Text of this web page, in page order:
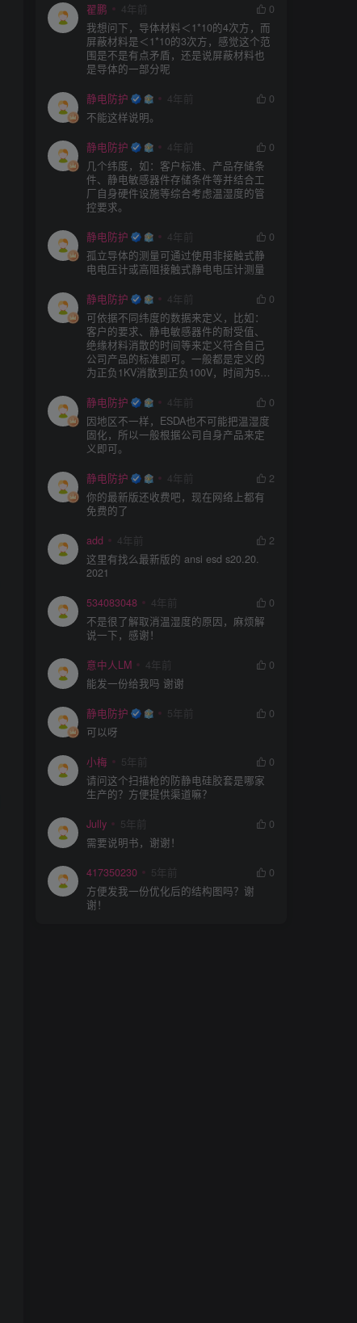
翟鹏 4年前
0
我想问下，导体材料＜1*10的4次方，而
屏蔽材料是＜1*10的3次方，感觉这个范
围是不是有点矛盾，还是说屏蔽材料也
是导体的一部分呢
静电防护 4年前
0
不能这样说明。
静电防护 4年前
0
几个纬度，如：客户标准、产品存储条
件、静电敏感器件存储条件等并结合工
厂自身硬件设施等综合考虑温湿度的管
控要求。
静电防护 4年前
0
孤立导体的测量可通过使用非接触式静
电电压计或高阻接触式静电电压计测量
静电防护 4年前
0
可依据不同纬度的数据来定义，比如：
客户的要求、静电敏感器件的耐受值、
绝缘材料消散的时间等来定义符合自己
公司产品的标准即可。一般都是定义的
为正负1KV消散到正负100V，时间为5S
静电防护
4年前
0
因地区不一样，ESDA也不可能把温湿度
固化，所以一般根据公司自身产品来定
义即可。
静电防护 4年前
2
你的最新版还收费吧，现在网络上都有
免费的了
add 4年前
2
这里有找么最新版的 ansi esd s20.20.
2021
534083048 4年前
0
不是很了解取消温湿度的原因，麻烦解
说一下，感谢！
意中人LM 4年前
0
能发一份给我吗 谢谢
静电防护 5年前
0
可以呀
小梅 5年前
0
请问这个扫描枪的防静电硅胶套是哪家
生产的？方便提供渠道嘛？
Jully 5年前
0
需要说明书，谢谢！
417350230 5年前
0
方便发我一份优化后的结构图吗？谢
谢！